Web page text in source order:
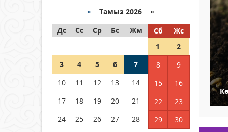
граждане Казахстана,
находящиеся за рубежом?
05 тамыз 2026 ж. 132
Шетелде жүрген Қазақстан
азаматтары қалай дауыс
бере алады?
« Тамыз 2026 »
Дс
Сс Ср Бс Жм Сб
Жс
1
2
3
4 5 6 7 8
9
10
11 12 13 14 15
16
17
18 19 20 21 22
23
24
25 26 27 28 29
30